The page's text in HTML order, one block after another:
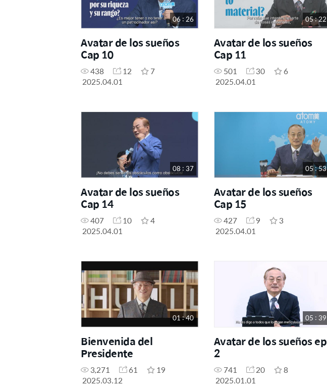
06 : 26
Avatar de los sueños
Cap 10
438 12
7
2025.04.01
05 : 22
Avatar de los sueños
Cap 11
501 30
6
2025.04.01
08 : 37
Avatar de los sueños
Cap 14
407 10
4
2025.04.01
05 : 53
Avatar de los sueños
Cap 15
427 9
3
2025.04.01
01 : 40
Bienvenida del
Presidente
3,271 61
19
2025.03.12
05 : 39
Avatar de los sueños ep
2
741 20
8
2025.01.01